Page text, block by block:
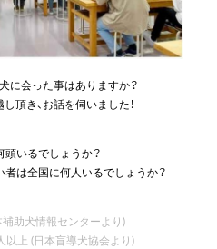
に会った事はありますか？
頂き、お話を伺いました！
いるでしょうか？
は全国に何人いるでしょうか？
犬情報センターより)
(日本盲導犬協会より)